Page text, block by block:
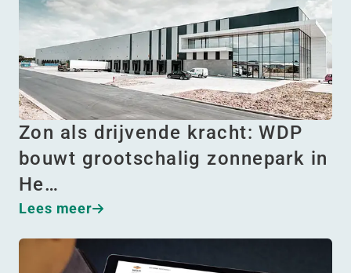
Zon als drijvende kracht: WDP
bouwt grootschalig zonnepark in
He…
Lees meer